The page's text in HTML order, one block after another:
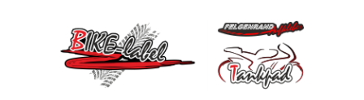
Zum Hauptinhalt springen